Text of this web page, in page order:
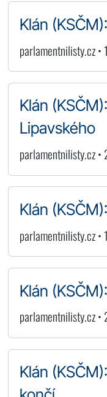
Klán
parlamentnilisty.cz
Klán
Lipavského
parlamentnilisty.cz
Klán
parlamentnilisty.cz
Klán
parlamentnilisty.cz
Klán